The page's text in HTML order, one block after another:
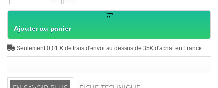
Ajouter au panier
Seulement 0,01 € de frais d'envoi au dessus de 35€ d'achat en France